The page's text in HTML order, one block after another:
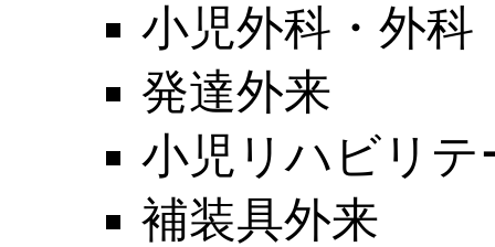
小児外科・外科
発達外来
小児リハビリ
補装具外来